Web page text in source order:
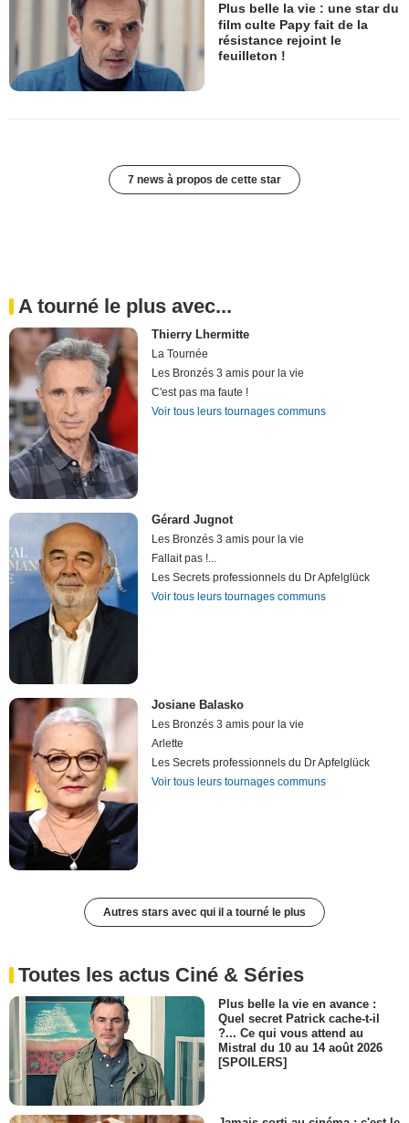
Plus belle la vie : une star du
film culte Papy fait de la
résistance rejoint le
feuilleton !
7 news à propos de cette star
A tourné le plus avec...
Thierry Lhermitte
La Tournée
Les Bronzés 3 amis pour la vie
C'est pas ma faute !
Voir tous leurs tournages communs
Gérard Jugnot
Les Bronzés 3 amis pour la vie
Fallait pas !...
Les Secrets professionnels du Dr Apfelglück
Voir tous leurs tournages communs
Josiane Balasko
Les Bronzés 3 amis pour la vie
Arlette
Les Secrets professionnels du Dr Apfelglück
Voir tous leurs tournages communs
Autres stars avec qui il a tourné le plus
Toutes les actus Ciné & Séries
Plus belle la vie en avance :
Quel secret Patrick cache-t-il
?... Ce qui vous attend au
Mistral du 10 au 14 août 2026
[SPOILERS]